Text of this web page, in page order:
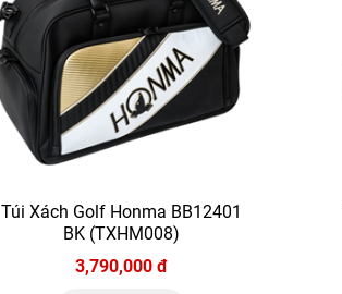
Túi Xách Golf Honma BB12401
BK (TXHM008)
3,790,000 đ